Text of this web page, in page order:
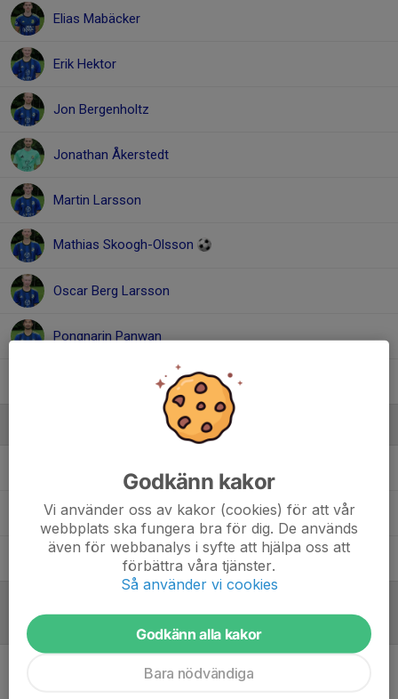
Elias Mabäcker
Erik Hektor
Jon Bergenholtz
Jonathan Åkerstedt
Martin Larsson
Mathias Skoogh-Olsson
Oscar Berg Larsson
Pongnarin Panwan
Hampus Andersson Tränare
Martin Nilsson Lagledare
Referat
Inget referat skrivet
Godkänn kakor
Vi använder oss av kakor (cookies) för att vår
webbplats ska fungera bra för dig. De används
även för webbanalys i syfte att hjälpa oss att
förbättra våra tjänster.
Så använder vi cookies
Godkänn alla kakor
Bara nödvändiga